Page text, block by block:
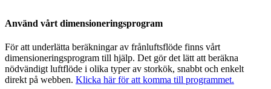
Använd vårt dimensioneringsprogram
För att underlätta beräkningar av frånluftsflöde finns vårt
dimensioneringsprogram till hjälp. Det gör det lätt att beräkna
nödvändigt luftflöde i olika typer av storkök, snabbt och enkelt
direkt på webben. Klicka här för att komma till programmet.